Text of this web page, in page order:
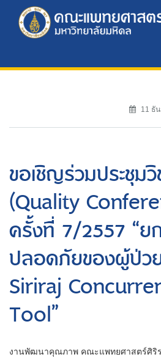
11 ธั
ขอเชิญร่วมประชุมวิ
(Quality
ครั้งที่ 7/2557 “ย
ปลอดภัยของผู้ป่ว
Siriraj
Tool”
งานพัฒนาคุณภาพ คณะแพทยศาสตร์ศิริ